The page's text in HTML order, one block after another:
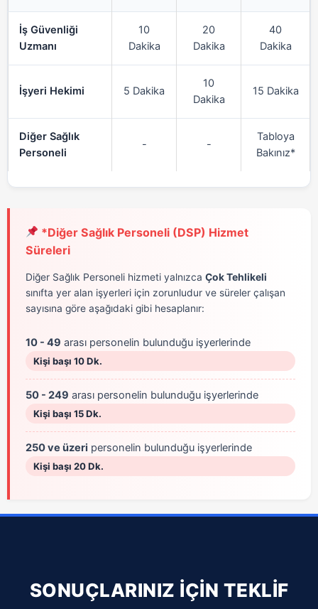
İş Güvenliği
Uzmanı
10
Dakika
20
Dakika
40
Dakika
İşyeri Hekimi 5 Dakika
10
Dakika
15 Dakika
Diğer Sağlık
Personeli
- -
Tabloya
Bakınız*
*Diğer Sağlık Personeli (DSP) Hizmet
Süreleri
Diğer Sağlık Personeli hizmeti yalnızca Çok Tehlikeli
sınıfta yer alan işyerleri için zorunludur ve süreler çalışan
sayısına göre aşağıdaki gibi hesaplanır:
10 - 49 arası personelin bulunduğu işyerlerinde
Kişi başı 10 Dk.
50 - 249 arası personelin bulunduğu işyerlerinde
Kişi başı 15 Dk.
250 ve üzeri personelin bulunduğu işyerlerinde
Kişi başı 20 Dk.
SONUÇLARINIZ İÇİN TEKLİF